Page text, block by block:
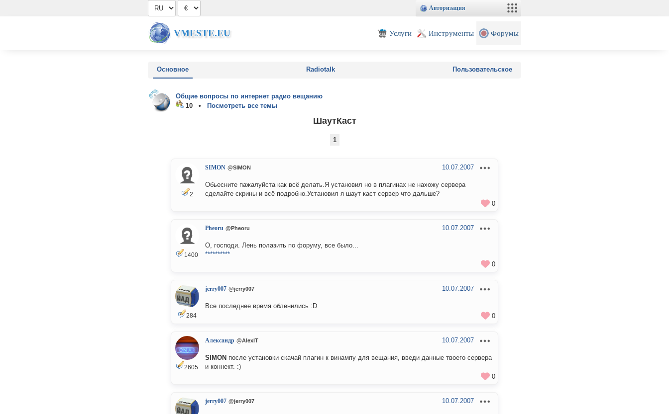
Авторизация
VMESTE.EU Услуги Инструменты Форумы
Основное Radiotalk Пользовательское
Общие вопросы по интернет радио вещанию
10 •
Посмотреть все темы
ШаутКаст
1
2
SIMON @SIMON 10.07.2007
Обьесните пажалуйста как всё делать.Я установил но в плагинах не нахожу сервера
сделайте скрины и всё подробно.Установил я шаут каст сервер что дальше?
0
1400
Pheoru @Pheoru 10.07.2007
О, господи. Лень полазить по форуму, все было...
**********
0
284
jerry007 @jerry007 10.07.2007
Все последнее время обленились :D
0
2605
Александр @AlexIT 10.07.2007
SIMON после установки скачай плагин к винампу для вещания, введи данные твоего сервера
и коннект. :)
0
jerry007 @jerry007 10.07.2007